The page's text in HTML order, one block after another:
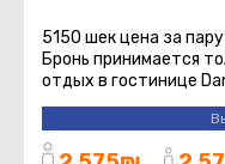
5150 шек цена за
Бронь принимается
отдых в гостинице